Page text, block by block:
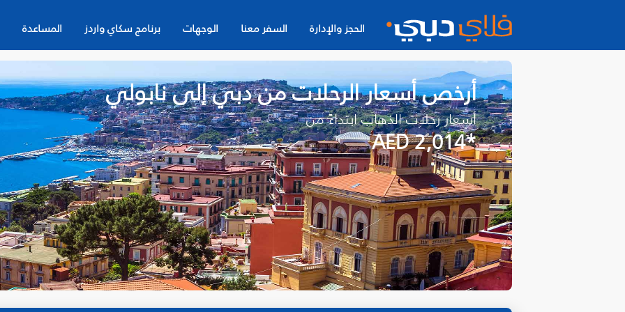
الحجز والإدارة السفر معنا الوجهات برنامج سكاي واردز المساعدة
أرخص أسعار الرحلات من دبي إلى نابولي
أسعار رحلات الذهاب ابتداءً من
*AED 2,014